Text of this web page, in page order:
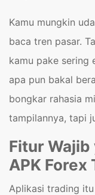
Kamu mungkin
baca tren pasar.
kamu pake sering
apa pun bakal
bongkar rahasia
tampilannya, tapi
Fitur Wajib
APK Forex
Aplikasi trading